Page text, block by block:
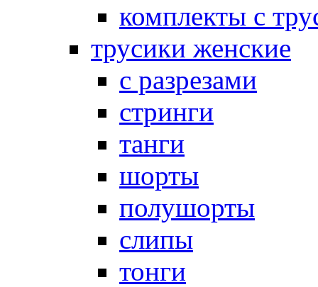
комплекты с
трусики женские
с разрезами
стринги
танги
шорты
полушорты
слипы
тонги